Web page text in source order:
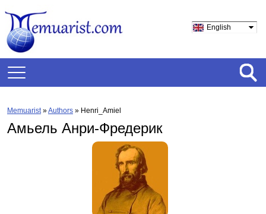
English
Memuarist»Authors » Henri_Amiel
Амьель Анри-Фредерик